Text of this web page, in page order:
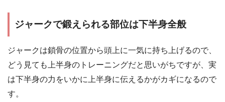
ジャークで鍛えられる部位は下半身全般
ジャークは鎖骨の位置から頭上に一気に持ち上げるので、
どう見ても上半身のトレーニングだと思いがちですが、実
は下半身の力をいかに上半身に伝えるかがカギになるので
す。